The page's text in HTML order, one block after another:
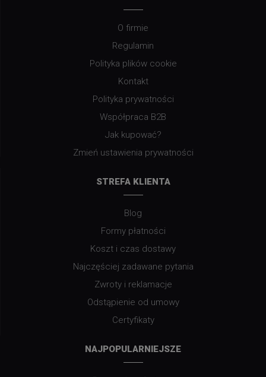
O firmie
Regulamin
Polityka plików cookie
Kontakt
Polityka prywatności
Współpraca B2B
Jak kupować?
Zmień ustawienia prywatności
STREFA KLIENTA
Blog
Formy płatności
Koszt i czas dostawy
Najczęściej zadawane pytania
Zwroty i reklamacje
Odstąpienie od umowy
Certyfikaty
NAJPOPULARNIEJSZE